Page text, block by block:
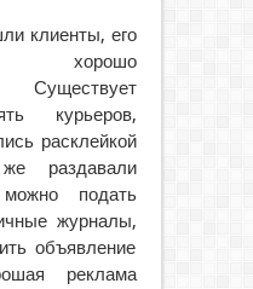
клиенты, его
хорошо
Существует
курьеров,
расклейкой
раздавали
подать
журналы,
объявление
реклама